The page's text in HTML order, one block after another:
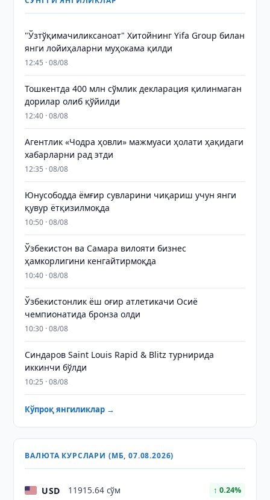
"Ўзтўқимачиликсаноат" Хитойнинг Yifa Group билан
янги лойиҳаларни муҳокама қилди
12:45 · 08/08
Тошкентда 400 млн сўмлик декларация қилинмаган
дорилар олиб қўйилди
12:40 · 08/08
Агентлик «Чодра ҳовли» мажмуаси ҳолати ҳақидаги
хабарларни рад этди
12:35 · 08/08
Юнусободда ёмғир сувларини чиқариш учун янги
қувур ётқизилмоқда
10:50 · 08/08
Ўзбекистон ва Самара вилояти бизнес
ҳамкорлигини кенгайтирмоқда
10:40 · 08/08
Ўзбекистонлик ёш оғир атлетикачи Осиё
чемпионатида бронза олди
10:30 · 08/08
Синдаров Saint Louis Rapid & Blitz турнирида
иккинчи бўлди
10:25 · 08/08
Кўпроқ янгиликлар →
ВАЛЮТА КУРСЛАРИ (МБ, 07.08.2026)
USD 11915.64 сўм ↑ 0.24%